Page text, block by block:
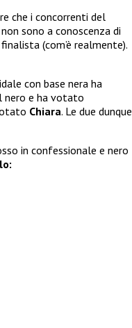
che i concorrenti del
non sono a conoscenza di
(com’è realmente).
con base nera ha
nero e ha votato
Chiara. Le due dunque
in confessionale e nero